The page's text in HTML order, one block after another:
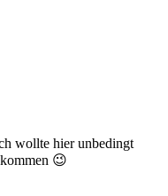
wollte hier unbedingt
😉